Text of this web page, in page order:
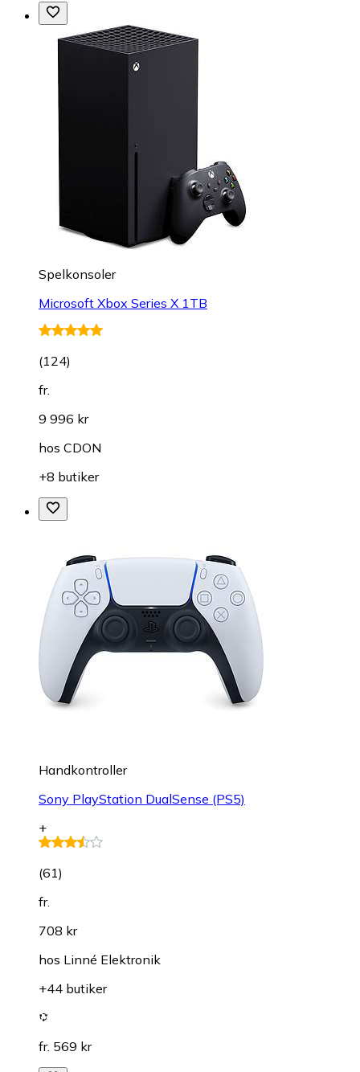
Spelkonsoler
Microsoft Xbox Series X 1TB
(124)
fr.
9 996 kr
hos CDON
+8 butiker
Handkontroller
Sony PlayStation DualSense (PS5)
+
(61)
fr.
708 kr
hos Linné Elektronik
+44 butiker
fr. 569 kr